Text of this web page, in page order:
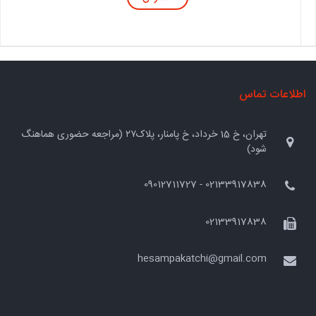
اطلاعات تماس
تهران، خ 15 خرداد، خ پامنار، پلاک۲۷ (مراجعه حضوری هماهنگ
شود)
02133917838 - 09012711727
02133917838
hesampakatchi@gmail.com